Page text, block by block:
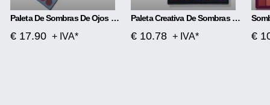
Paleta De Sombras De Ojos Mate
€ 17.90 + IVA*
Paleta Creativa De Sombras De Ojos Con Lentejuelas De Diamante De 15 Colores
€ 10.78 + IVA* €